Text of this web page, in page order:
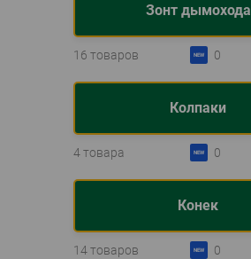
Зонт дымохода
16 товаров 0
Колпаки
4 товара 0
Конек
14 товаров 0